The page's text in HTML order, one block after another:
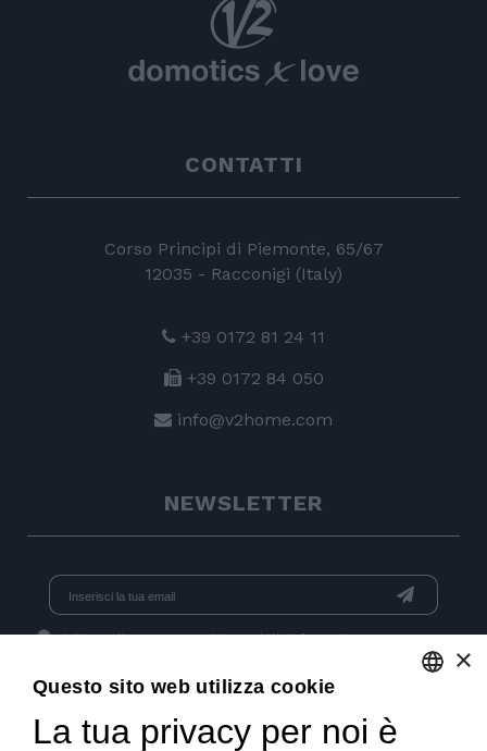
CONTATTI
Corso Principi di Piemonte, 65/67
12035 - Racconigi (Italy)
+39 0172 81 24 11
+39 0172 84 050
info@v2home.com
NEWSLETTER
Dichiaro di aver preso visione dell'informativae acconsento
ENGLISH
×
Questo sito web utilizza cookie
La tua privacy per noi è